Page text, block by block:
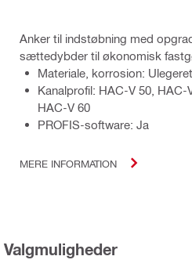
Anker til indstøbning med
sættedybder til økonomisk
Materiale, korrosion:
Kanalprofil: HAC-V 50, HAC-
HAC-V 60
PROFIS-software: Ja
MERE INFORMATION
Valgmuligheder